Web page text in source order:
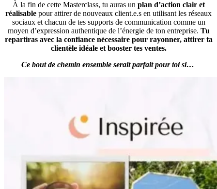
À la fin de cette Masterclass, tu auras un plan d’action clair et
réalisable pour attirer de nouveaux client.e.s en utilisant les réseaux
sociaux et chacun de tes supports de communication comme un
moyen d’expression authentique de l’énergie de ton entreprise. Tu
repartiras avec la confiance nécessaire pour rayonner, attirer ta
clientèle idéale et booster tes ventes.
Ce bout de chemin ensemble serait parfait pour toi si…